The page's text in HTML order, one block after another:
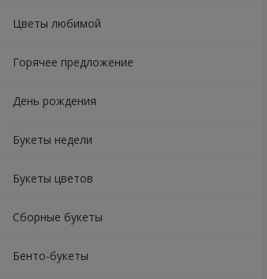
Цветы любимой
Горячее предложение
День рождения
Букеты недели
Букеты цветов
Сборные букеты
Бенто-букеты